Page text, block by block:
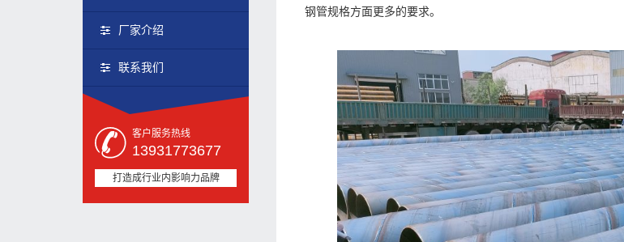
厂家介绍
联系我们
客户服务热线
13931773677
打造成行业内影响力品牌
钢管规格方面更多的要求。